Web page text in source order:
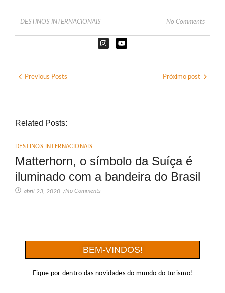
DESTINOS INTERNACIONAIS No Comments
Previous Posts Próximo post
Related Posts:
DESTINOS INTERNACIONAIS
Matterhorn, o símbolo da Suíça é
iluminado com a bandeira do Brasil
abril 23, 2020 /No Comments
BEM-VINDOS!
Fique por dentro das novidades do mundo do turismo!